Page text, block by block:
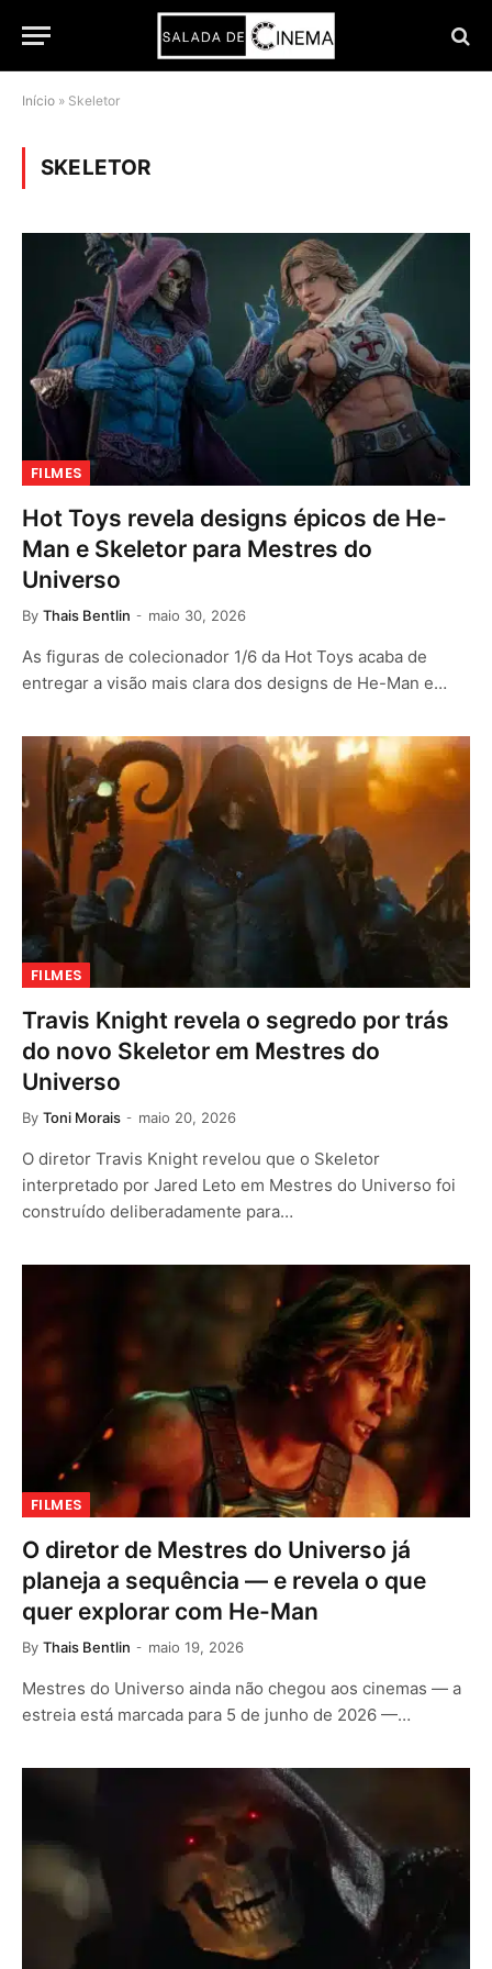
Início » Skeletor
SKELETOR
FILMES
Hot Toys revela designs épicos de He-
Man e Skeletor para Mestres do
Universo
By Thais Bentlin maio 30, 2026
As figuras de colecionador 1/6 da Hot Toys acaba de
entregar a visão mais clara dos designs de He-Man e…
FILMES
Travis Knight revela o segredo por trás
do novo Skeletor em Mestres do
Universo
By Toni Morais maio 20, 2026
O diretor Travis Knight revelou que o Skeletor
interpretado por Jared Leto em Mestres do Universo foi
construído deliberadamente para…
FILMES
O diretor de Mestres do Universo já
planeja a sequência — e revela o que
quer explorar com He-Man
By Thais Bentlin maio 19, 2026
Mestres do Universo ainda não chegou aos cinemas — a
estreia está marcada para 5 de junho de 2026 —…